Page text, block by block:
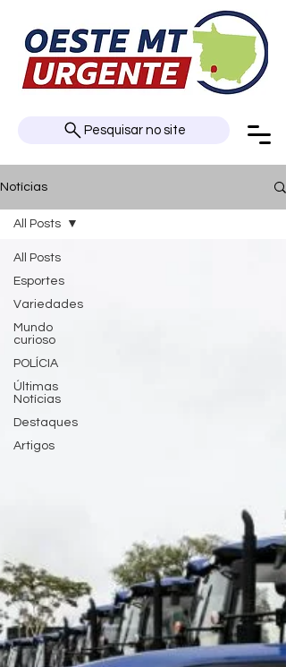
Pesquisar no site
Notícias
All Posts
Esportes
Variedades
Mundo
curioso
POLÍCIA
Últimas
Notícias
Destaques
Artigos
All Posts